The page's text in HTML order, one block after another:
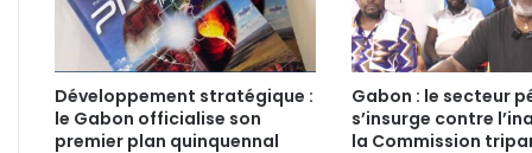
Développement stratégique :
le Gabon officialise son
premier plan quinquennal
Gabon : le secteur
s’insurge contre
la Commission